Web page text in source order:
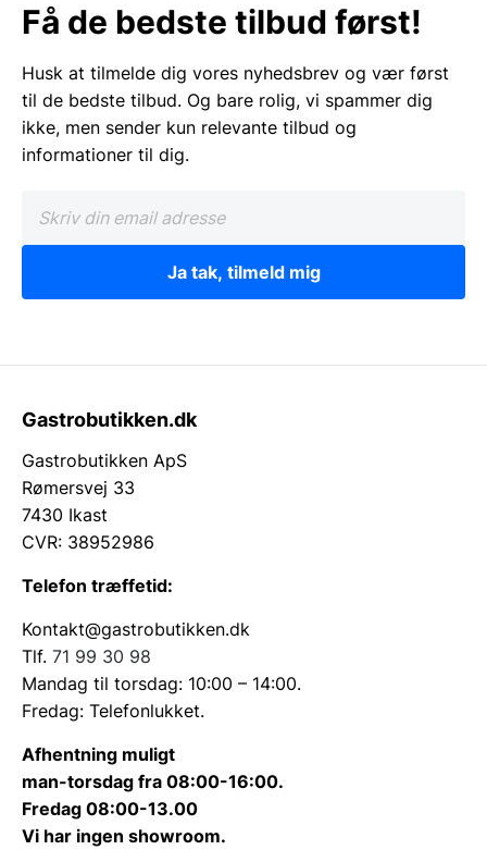
Få de bedste tilbud først!
Husk at tilmelde dig vores nyhedsbrev og vær først
til de bedste tilbud. Og bare rolig, vi spammer dig
ikke, men sender kun relevante tilbud og
informationer til dig.
Ja tak, tilmeld mig
Gastrobutikken.dk
Gastrobutikken ApS
Rømersvej 33
7430 Ikast
CVR: 38952986
Telefon træffetid:
Kontakt@gastrobutikken.dk
Tlf. 71 99 30 98
Mandag til torsdag: 10:00 – 14:00.
Fredag: Telefonlukket.
Afhentning muligt
man-torsdag fra 08:00-16:00.
Fredag 08:00-13.00
Vi har ingen showroom.